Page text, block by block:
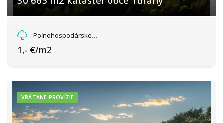
Poľnohospodárske a lesné pozemky
1,- €/m2
VRÁTANE PROVÍZIE